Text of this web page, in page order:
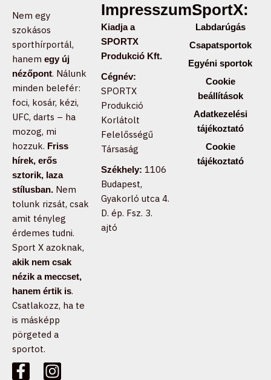
Nem egy
szokásos
sporthírportál,
hanem egy új
nézőpont. Nálunk
minden belefér:
foci, kosár, kézi,
UFC, darts – ha
mozog, mi
hozzuk. Friss
hírek, erős
sztorik, laza
stílusban. Nem
tolunk rizsát, csak
amit tényleg
érdemes tudni.
Sport X azoknak,
akik nem csak
nézik a meccset,
hanem értik is.
Csatlakozz, ha te
is másképp
pörgeted a
sportot.
F I
T
Impresszum:
Kiadja a
SPORTX
Produkció Kft.
Cégnév:
SPORTX
Produkció
Korlátolt
Felelősségű
Társaság
Székhely: 1106
Budapest,
Gyakorló utca 4.
D. ép. Fsz. 3.
ajtó
SportX:
Labdarúgás
Csapatsportok
Egyéni sportok
Cookie
beállítások
Adatkezelési
tájékoztató
Cookie
tájékoztató